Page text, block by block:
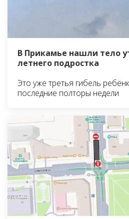
В Прикамье нашли тело
летнего подростка
Это уже третья гибель
последние полторы недели